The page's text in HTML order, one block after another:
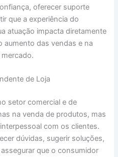
oferecer suporte
que a experiência do
atuação impacta diretamente
aumento das vendas e na
de Loja
setor comercial e de
na venda de produtos, mas
com os clientes.
dúvidas, sugerir soluções,
que o consumidor